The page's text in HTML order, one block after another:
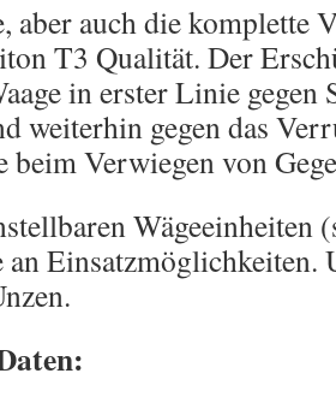
aber auch die komplette
T3 Qualität. Der
in erster Linie gegen
weiterhin gegen das
beim Verwiegen von
Wägeeinheiten
an Einsatzmöglichkeiten.